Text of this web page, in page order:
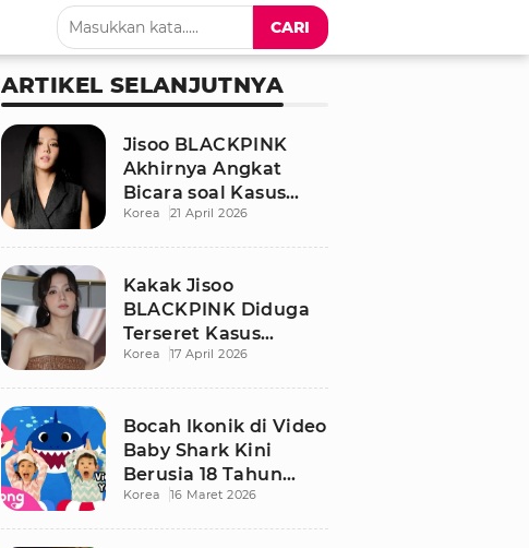
CARI
ARTIKEL SELANJUTNYA
Jisoo BLACKPINK
Akhirnya Angkat
Bicara soal Kasus
Dugaan Pelecehan
Korea 21 April 2026
Kakak Jisoo
BLACKPINK Diduga
Terseret Kasus
Pelecehan Seksual,
Korea 17 April 2026
Bocah Ikonik di Video
Baby Shark Kini
Berusia 18 Tahun
Bikin Publik
Korea 16 Maret 2026